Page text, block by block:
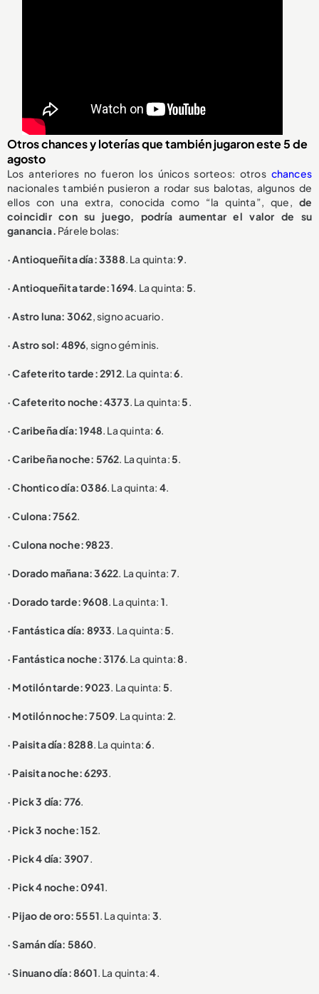
Otros chances y loterías que también jugaron este 5 de
agosto
Los anteriores no fueron los únicos sorteos: otros chances
nacionales también pusieron a rodar sus balotas, algunos de
ellos con una extra, conocida como “la quinta”, que, de
coincidir con su juego, podría aumentar el valor de su
ganancia. Párele bolas:
· Antioqueñita día: 3388. La quinta:9.
· Antioqueñita tarde: 1694. La quinta: 5.
· Astro luna: 3062, signo acuario.
· Astro sol: 4896, signo géminis.
· Cafeterito tarde: 2912. La quinta:6.
· Cafeterito noche: 4373. La quinta:5.
· Caribeña día: 1948. La quinta: 6.
· Caribeña noche: 5762. La quinta:5.
· Chontico día: 0386. La quinta: 4.
· Culona: 7562.
· Culona noche: 9823.
· Dorado mañana: 3622. La quinta: 7.
· Dorado tarde: 9608. La quinta: 1.
· Fantástica día: 8933. La quinta:5.
· Fantástica noche: 3176. La quinta:8.
· Motilón tarde: 9023. La quinta: 5.
· Motilón noche: 7509. La quinta: 2.
· Paisita día: 8288. La quinta:6.
· Paisita noche: 6293.
· Pick 3 día: 776.
· Pick 3 noche: 152.
· Pick 4 día: 3907.
· Pick 4 noche: 0941.
· Pijao de oro: 5551. La quinta: 3.
· Samán día: 5860.
· Sinuano día: 8601. La quinta:4.